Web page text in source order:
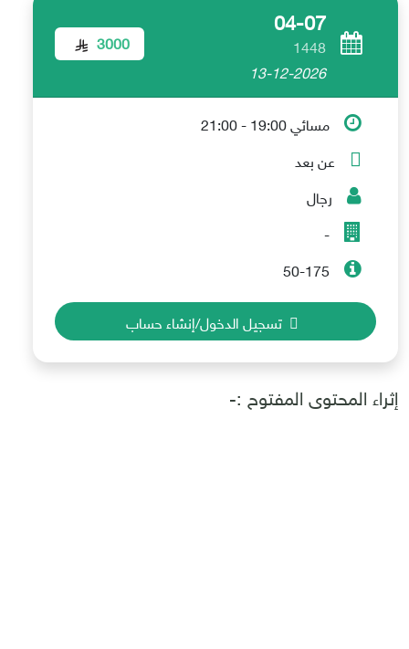
04-07
1448
13-12-2026
3000
مسائي 19:00 - 21:00
عن بعد
رجال
-
50-175
تسجيل الدخول/إنشاء حساب
إثراء المحتوى المفتوح :-